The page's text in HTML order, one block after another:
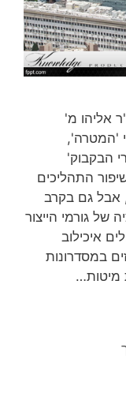
אליהו מ'
'המטרה',
הבקבוק'
התהליכים
אבל גם בקרב
של גורמי הייצור
איכילוב
במסדרונות
מיטות…